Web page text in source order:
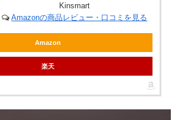
Kinsmart
Amazonの商品レビュー・口コミを見る
Amazon
楽天